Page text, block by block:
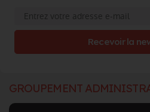
GROUPEMENT
Recevoir la